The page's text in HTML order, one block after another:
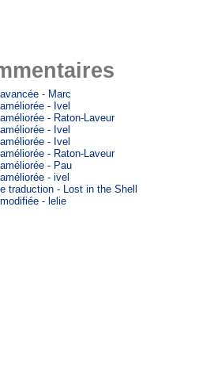
- Marc
- Ivel
- Raton-Laveur
- Ivel
- Ivel
- Raton-Laveur
- Pau
- ivel
traduction - Lost in the Shell
- lelie